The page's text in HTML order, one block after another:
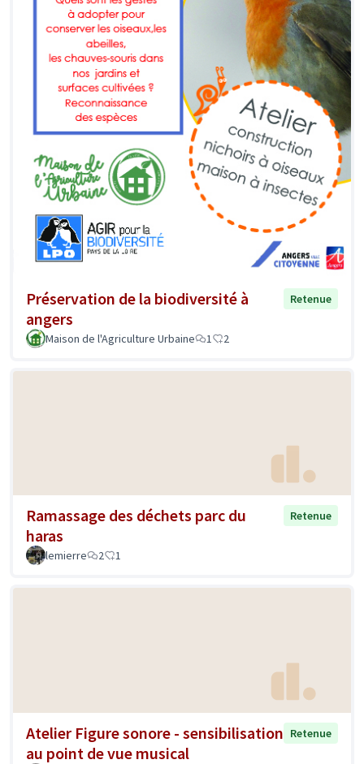
Préservation de la biodiversité à
angers
Retenue
Maison de l'Agriculture Urbaine 1 2
Ramassage des déchets parc du
haras
Retenue
lemierre 2 1
Atelier Figure sonore - sensibilisation
au point de vue musical
Retenue